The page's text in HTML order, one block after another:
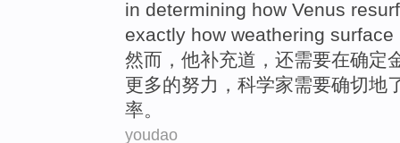
in determining how Venus
exactly how weathering surface
然而 ， 他补充道，还需要在确定
更多的努力， 科学家需要确切地
率。
youdao